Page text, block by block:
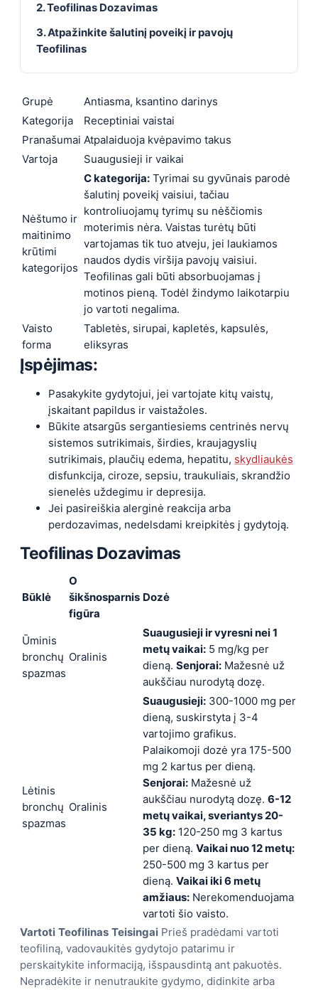
2. Teofilinas Dozavimas
3. Atpažinkite šalutinį poveikį ir pavojų
Teofilinas
Grupė
Antiasma, ksantino darinys
Kategorija
Receptiniai vaistai
Pranašumai Atpalaiduoja kvėpavimo takus
Vartoja
Suaugusieji ir vaikai
Nėštumo ir
maitinimo
krūtimi
kategorijos
C kategorija: Tyrimai su gyvūnais parodė
šalutinį poveikį vaisiui, tačiau
kontroliuojamų tyrimų su nėščiomis
moterimis nėra. Vaistas turėtų būti
vartojamas tik tuo atveju, jei laukiamos
naudos dydis viršija pavojų vaisiui.
Teofilinas gali būti absorbuojamas į
motinos pieną. Todėl žindymo laikotarpiu
jo vartoti negalima.
Vaisto
forma
Tabletės, sirupai, kapletės, kapsulės,
eliksyras
Įspėjimas:
Pasakykite gydytojui, jei vartojate kitų vaistų,
įskaitant papildus ir vaistažoles.
Būkite atsargūs sergantiesiems centrinės nervų
sistemos sutrikimais, širdies, kraujagyslių
sutrikimais, plaučių edema, hepatitu, skydliaukės
disfunkcija, ciroze, sepsiu, traukuliais, skrandžio
sienelės uždegimu ir depresija.
Jei pasireiškia alerginė reakcija arba
perdozavimas, nedelsdami kreipkitės į gydytoją.
Teofilinas Dozavimas
Būklė
O
šikšnosparnis
figūra
Dozė
Ūminis
bronchų
spazmas
Oralinis
Suaugusieji ir vyresni nei 1
metų vaikai: 5 mg/kg per
dieną. Senjorai: Mažesnė už
aukščiau nurodytą dozę.
Lėtinis
bronchų
spazmas
Oralinis
Suaugusieji: 300-1000 mg per
dieną, suskirstyta į 3-4
vartojimo grafikus.
Palaikomoji dozė yra 175-500
mg 2 kartus per dieną.
Senjorai: Mažesnė už
aukščiau nurodytą dozę. 6-12
metų vaikai, sveriantys 20-
35 kg: 120-250 mg 3 kartus
per dieną. Vaikai nuo 12 metų:
250-500 mg 3 kartus per
dieną. Vaikai iki 6 metų
amžiaus: Nerekomenduojama
vartoti šio vaisto.
Vartoti Teofilinas Teisingai Prieš pradėdami vartoti
teofiliną, vadovaukitės gydytojo patarimu ir
perskaitykite informaciją, išspausdintą ant pakuotės.
Nepradėkite ir nenutraukite gydymo, didinkite arba